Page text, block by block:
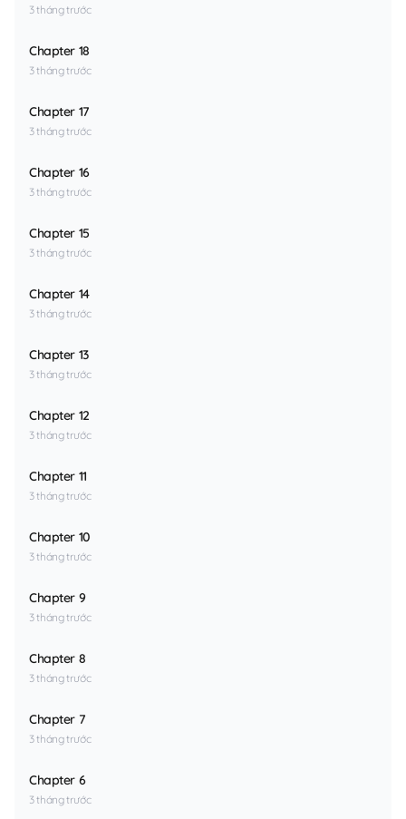
3 tháng trước
Chapter 18
3 tháng trước
Chapter 17
3 tháng trước
Chapter 16
3 tháng trước
Chapter 15
3 tháng trước
Chapter 14
3 tháng trước
Chapter 13
3 tháng trước
Chapter 12
3 tháng trước
Chapter 11
3 tháng trước
Chapter 10
3 tháng trước
Chapter 9
3 tháng trước
Chapter 8
3 tháng trước
Chapter 7
3 tháng trước
Chapter 6
3 tháng trước